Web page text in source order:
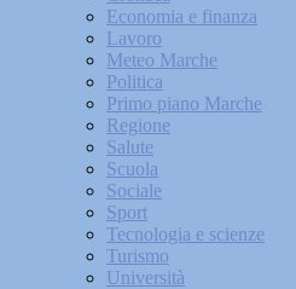
Economia e finanza
Lavoro
Meteo Marche
Politica
Primo piano Marche
Regione
Salute
Scuola
Sociale
Sport
Tecnologia e scienze
Turismo
Università